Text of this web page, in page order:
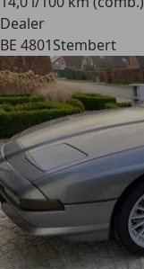
Dealer
BE 4801Stembert